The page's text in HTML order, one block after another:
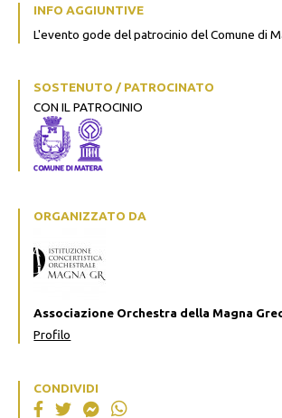
INFO AGGIUNTIVE
L'evento gode del patrocinio del Comune di
SOSTENUTO / PATROCINATO
CON IL PATROCINIO
ORGANIZZATO DA
Associazione Orchestra della Magna
Profilo
CONDIVIDI